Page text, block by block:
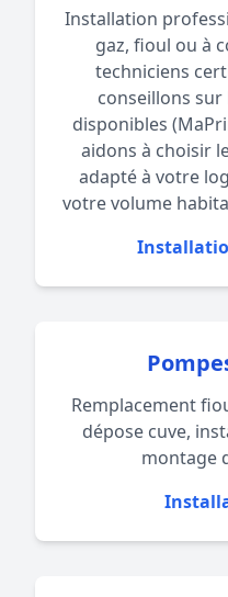
Installation
gaz, fioul ou à
techniciens
conseillons sur
disponibles
aidons à choisir
adapté à votre
votre volume
Remplacement
dépose cuve,
montage